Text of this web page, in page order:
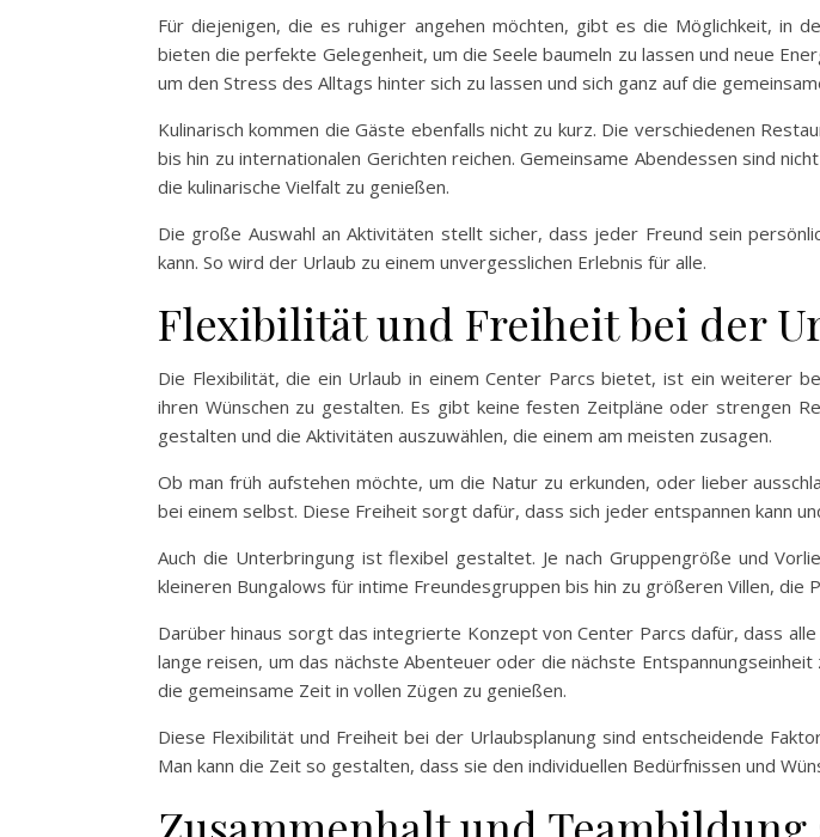
Für diejenigen, die es ruhiger angehen möchten, gibt es die Möglichkeit, in
bieten die perfekte Gelegenheit, um die Seele baumeln zu lassen und neue
um den Stress des Alltags hinter sich zu lassen und sich ganz auf die
Kulinarisch kommen die Gäste ebenfalls nicht zu kurz. Die verschiedenen
bis hin zu internationalen Gerichten reichen. Gemeinsame Abendessen sind
die kulinarische Vielfalt zu genießen.
Die große Auswahl an Aktivitäten stellt sicher, dass jeder Freund sein
kann. So wird der Urlaub zu einem unvergesslichen Erlebnis für alle.
Flexibilität und Freiheit bei der
Die Flexibilität, die ein Urlaub in einem Center Parcs bietet, ist ein weiterer
ihren Wünschen zu gestalten. Es gibt keine festen Zeitpläne oder strengen
gestalten und die Aktivitäten auszuwählen, die einem am meisten zusagen.
Ob man früh aufstehen möchte, um die Natur zu erkunden, oder lieber
bei einem selbst. Diese Freiheit sorgt dafür, dass sich jeder entspannen kann
Auch die Unterbringung ist flexibel gestaltet. Je nach Gruppengröße und
kleineren Bungalows für intime Freundesgruppen bis hin zu größeren Villen,
Darüber hinaus sorgt das integrierte Konzept von Center Parcs dafür, dass
lange reisen, um das nächste Abenteuer oder die nächste
die gemeinsame Zeit in vollen Zügen zu genießen.
Diese Flexibilität und Freiheit bei der Urlaubsplanung sind entscheidende
Man kann die Zeit so gestalten, dass sie den individuellen Bedürfnissen und